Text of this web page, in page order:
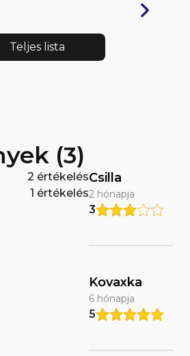
Teljes lista
(3)
2 értékelés
1 értékelés
Csilla
2 hónapja
3
Kovaxka
6 hónapja
5